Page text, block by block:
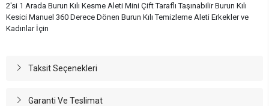
2'si 1 Arada Burun Kılı Kesme Aleti Mini Çift Taraflı Taşınabilir Burun Kılı
Kesici Manuel 360 Derece Dönen Burun Kılı Temizleme Aleti Erkekler ve
Kadınlar İçin
Taksit Seçenekleri
Garanti Ve Teslimat